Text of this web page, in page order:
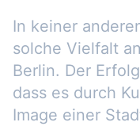
In keiner
solche Vielfalt
Berlin. Der
dass es durch
Image einer